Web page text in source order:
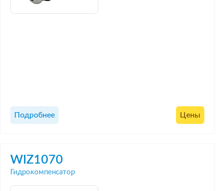
Подробнее Цены
WIZ1070
Гидрокомпенсатор